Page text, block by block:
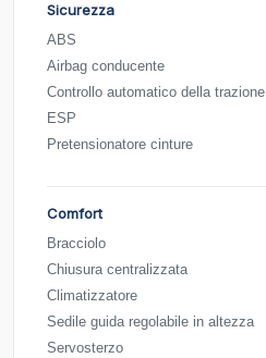
Sicurezza
ABS
Airbag conducente
Controllo automatico della trazione
ESP
Pretensionatore cinture
Comfort
Bracciolo
Chiusura centralizzata
Climatizzatore
Sedile guida regolabile in altezza
Servosterzo